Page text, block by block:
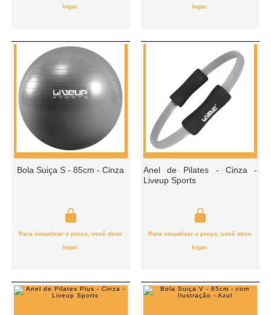
logar. logar.
Bola Suiça S - 85cm - Cinza
Para visualizar o preço, você deve
logar.
Anel de Pilates - Cinza -
Liveup Sports
Para visualizar o preço, você deve
logar.